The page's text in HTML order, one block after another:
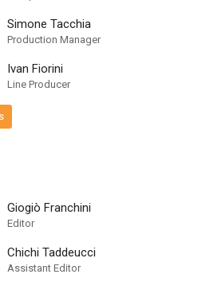
Simone Tacchia
Production Manager
Ivan Fiorini
Line Producer
Giogiò Franchini
Editor
Chichi Taddeucci
Assistant Editor